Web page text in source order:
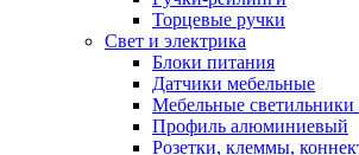
Торцевые ручки
Свет и электрика
Блоки питания
Датчики мебельные
Мебельные
Профиль алюминиевый
Розетки, клеммы,